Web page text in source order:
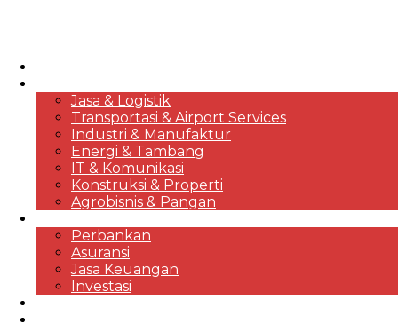
Jasa & Logistik
Transportasi & Airport Services
Industri & Manufaktur
Energi & Tambang
IT & Komunikasi
Konstruksi & Properti
Agrobisnis & Pangan
Perbankan
Asuransi
Jasa Keuangan
Investasi